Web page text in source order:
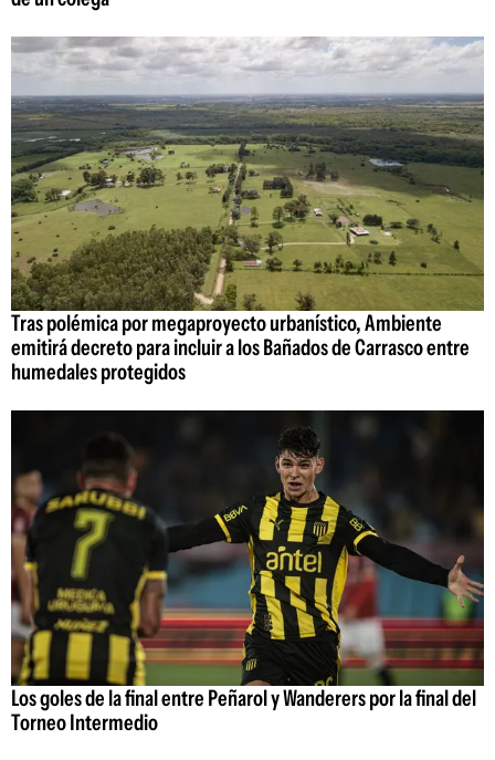
Tras polémica por megaproyecto urbanístico, Ambiente
emitirá decreto para incluir a los Bañados de Carrasco entre
humedales protegidos
Los goles de la final entre Peñarol y Wanderers por la final del
Torneo Intermedio